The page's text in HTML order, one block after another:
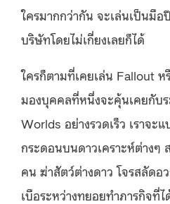
ใครมากกว่ากัน จะเล่นเป็นมื
บริษัทโดยไม่เกี่ยงเลยก็ได้
ใครก็ตามที่เคยเล่น Fallout
มองบุคคลที่หนึ่งจะคุ้นเคยกับ
Worlds อย่างรวดเร็ว เราจะ
กระดอนบนดาวเคราะห์ต่าง
คน ฆ่าสัตว์ต่างดาว โจรสลัดอ
เบือระหว่างทยอยทำภารกิจที่